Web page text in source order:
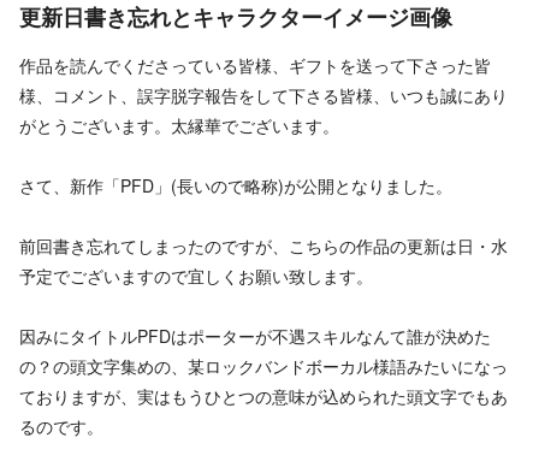
更新日書き忘れとキャラクターイメージ画像
作品を読んでくださっている皆様、ギフトを送って下さった皆
様、コメント、誤字脱字報告をして下さる皆様、いつも誠にあり
がとうございます。太縁華でございます。
さて、新作「PFD」(長いので略称)が公開となりました。
前回書き忘れてしまったのですが、こちらの作品の更新は日・水
予定でございますので宜しくお願い致します。
因みにタイトルPFDはポーターが不遇スキルなんて誰が決めた
の？の頭文字集めの、某ロックバンドボーカル様語みたいになっ
ておりますが、実はもうひとつの意味が込められた頭文字でもあ
るのです。